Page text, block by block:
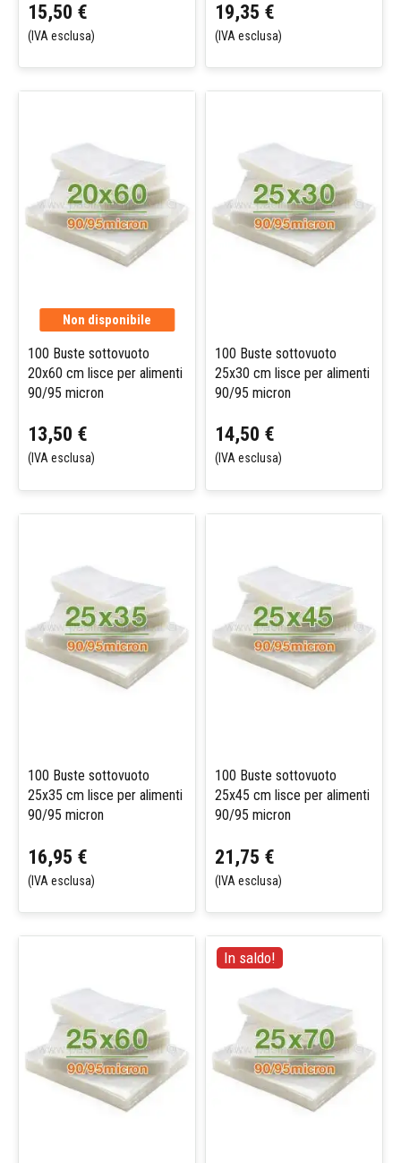
15,50 €
(IVA esclusa)
19,35 €
(IVA esclusa)
Non disponibile
100 Buste sottovuoto
20x60 cm lisce per alimenti
90/95 micron
13,50 €
(IVA esclusa)
100 Buste sottovuoto
25x30 cm lisce per alimenti
90/95 micron
14,50 €
(IVA esclusa)
100 Buste sottovuoto
25x35 cm lisce per alimenti
90/95 micron
16,95 €
(IVA esclusa)
100 Buste sottovuoto
25x45 cm lisce per alimenti
90/95 micron
21,75 €
(IVA esclusa)
In saldo!